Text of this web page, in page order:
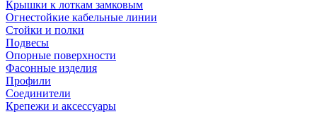
Крышки к лоткам замковым
Огнестойкие кабельные линии
Стойки и полки
Подвесы
Опорные поверхности
Фасонные изделия
Профили
Соединители
Крепежи и аксессуары